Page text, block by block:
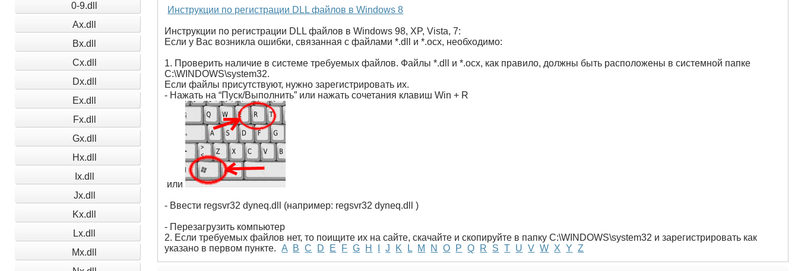
0-9.dll
Ax.dll
Bx.dll
Cx.dll
Dx.dll
Ex.dll
Fx.dll
Gx.dll
Hx.dll
Ix.dll
Jx.dll
Kx.dll
Lx.dll
Mx.dll
Инструкции по регистрации DLL файлов в Windows 8
Инструкции по регистрации DLL файлов в Windows 98, XP, Vista, 7:
Если у Вас возникла ошибки, связанная с файлами *.dll и *.ocx, необходимо:
1. Проверить наличие в системе требуемых файлов. Файлы *.dll и *.ocx, как правило, должны быть расположены в системной папке
C:\WINDOWS\system32.
Если файлы присутствуют, нужно зарегистрировать их.
- Нажать на “Пуск/Выполнить” или нажать сочетания клавиш Win + R
или
- Ввести regsvr32 dyneq.dll (например: regsvr32 dyneq.dll )
- Перезагрузить компьютер
2. Если требуемых файлов нет, то поищите их на сайте, скачайте и скопируйте в папку C:\WINDOWS\system32 и зарегистрировать как
указано в первом пункте.
A B C D E F G H J K L M N O P Q R S T U V W X Y Z